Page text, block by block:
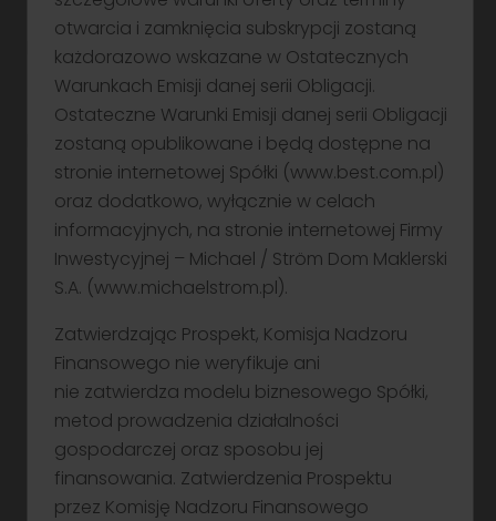
otwarcia i zamknięcia subskrypcji zostaną
każdorazowo wskazane w Ostatecznych
Warunkach Emisji danej serii Obligacji.
Ostateczne Warunki Emisji danej serii Obligacji
zostaną opublikowane i będą dostępne na
stronie internetowej Spółki (www.best.com.pl)
oraz dodatkowo, wyłącznie w celach
informacyjnych, na stronie internetowej Firmy
Inwestycyjnej – Michael / Ström Dom Maklerski
S.A. (www.michaelstrom.pl).
Zatwierdzając Prospekt, Komisja Nadzoru
Finansowego nie weryfikuje ani
nie zatwierdza modelu biznesowego Spółki,
metod prowadzenia działalności
gospodarczej oraz sposobu jej
finansowania. Zatwierdzenia Prospektu
przez Komisję Nadzoru Finansowego
lipiec 2026 r.
Zabezpieczenie:
brak
Składanie zapisów
Kanały zapisu
online – za pośrednictwem systemu
transakcyjnego myNSapp
osobiście i telefonicznie w Punkcie
Obsługi Klientów
pod nr infolinii: 12 422 31 00 (opłata
wg. stawek operatora)